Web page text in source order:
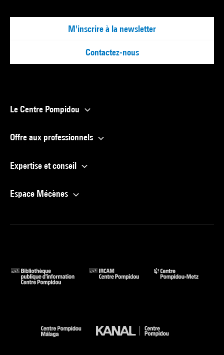
M'inscrire à la newsletter
Contactez-nous
Le Centre Pompidou
Offre aux professionnels
Expertise et conseil
Espace Mécènes